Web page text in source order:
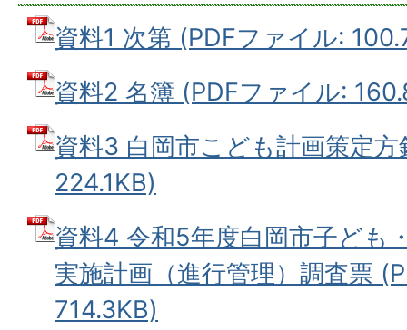
資料1 次第 (PDFファイル:
資料2 名簿 (PDFファイル:
資料3 白岡市こども計画策定
224.1KB)
資料4 令和5年度白岡市子ども
実施計画（進行管理）調査票
714.3KB)